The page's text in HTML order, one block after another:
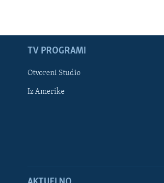
TV PROGRAMI
Otvoreni Studio
Iz Amerike